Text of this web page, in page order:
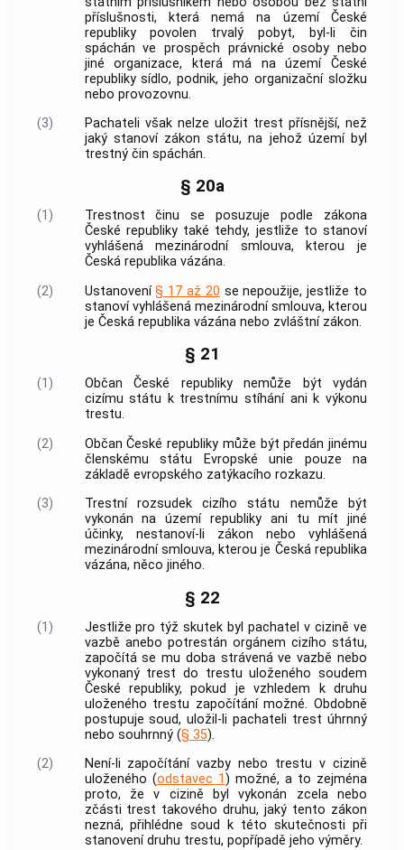
příslušnosti, která nemá na území České
republiky povolen trvalý pobyt, byl-li čin
spáchán ve prospěch právnické osoby nebo
jiné organizace, která má na území České
republiky sídlo, podnik, jeho organizační složku
nebo provozovnu.
(3)
Pachateli však nelze uložit trest přísnější, než
jaký stanoví zákon státu, na jehož území byl
trestný čin spáchán.
§ 20a
(1)
Trestnost činu se posuzuje podle zákona
České republiky také tehdy, jestliže to stanoví
vyhlášená mezinárodní smlouva, kterou je
Česká republika vázána.
(2)
Ustanovení§ 17 až 20 se nepoužije, jestliže to
stanoví vyhlášená mezinárodní smlouva, kterou
je Česká republika vázána nebo zvláštní zákon.
§ 21
(1)
Občan České republiky nemůže být vydán
cizímu státu k trestnímu stíhání ani k výkonu
trestu.
(2)
Občan České republiky může být předán jinému
členskému státu Evropské unie pouze na
základě evropského zatýkacího rozkazu.
(3)
Trestní rozsudek cizího státu nemůže být
vykonán na území republiky ani tu mít jiné
účinky, nestanoví-li zákon nebo vyhlášená
mezinárodní smlouva, kterou je Česká republika
vázána, něco jiného.
§ 22
(1)
Jestliže pro týž skutek byl pachatel v cizině ve
vazbě anebo potrestán orgánem cizího státu,
započítá se mu doba strávená ve vazbě nebo
vykonaný trest do trestu uloženého soudem
České republiky, pokud je vzhledem k druhu
uloženého trestu započítání možné. Obdobně
postupuje soud, uložil-li pachateli trest úhrnný
nebo souhrnný (§ 35).
(2)
Není-li započítání vazby nebo trestu v cizině
uloženého (odstavec 1) možné, a to zejména
proto, že v cizině byl vykonán zcela nebo
zčásti trest takového druhu, jaký tento zákon
nezná, přihlédne soud k této skutečnosti při
stanovení druhu trestu, popřípadě jeho výměry.